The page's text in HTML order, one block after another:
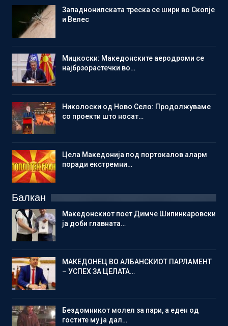
Западнонилската треска се шири во Скопје
и Велес
Мицкоски: Македонските аеродроми се
најбрзорастечки во…
Николоски од Ново Село: Продолжуваме
со проекти што носат…
Цела Македонија под портокалов аларм
поради екстремни…
Балкан
Македонскиот поет Димче Шипинкаровски
ја доби главната…
МАКЕДОНЕЦ ВО АЛБАНСКИОТ ПАРЛАМЕНТ
– УСПЕХ ЗА ЦЕЛАТА…
Бездомникот молел за пари, а еден од
гостите му ја дал…